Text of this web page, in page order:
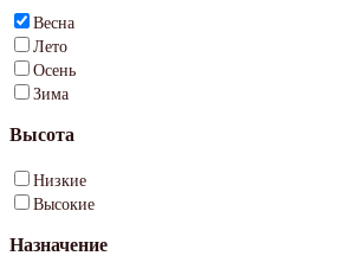
Весна
Лето
Осень
Зима
Высота
Низкие
Высокие
Назначение